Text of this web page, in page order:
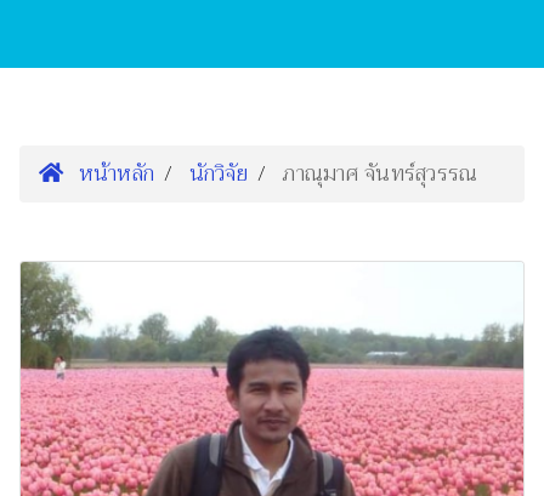
หน้าหลัก นักวิจัย ภาณุมาศ จันทร์สุวรรณ